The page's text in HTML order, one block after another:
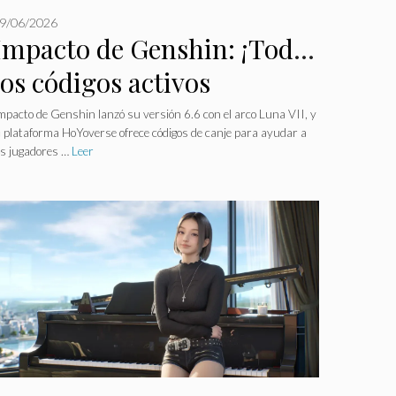
de Genshin: ¡Todos
códigos activos
y sorpresas
06/2026
de Genshin lanzó su versión 6.6 con el arco Luna VII, y
plataforma HoYoverse ofrece códigos de canje para ayudar a
jugadores … Leer